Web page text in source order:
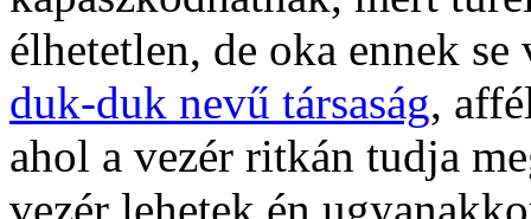
élhetetlen, de oka ennek
duk-duk nevű társaság,
ahol a vezér ritkán tudja
vezér lehetek én